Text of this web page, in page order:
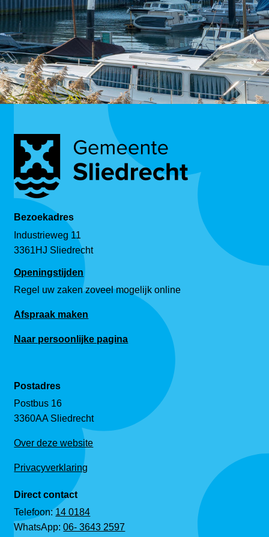
Bezoekadres
Industrieweg 11
3361HJ Sliedrecht
Openingstijden
Regel uw zaken zoveel mogelijk online
Afspraak maken
Naar persoonlijke pagina
Postadres
Postbus 16
3360AA Sliedrecht
Over deze website
Privacyverklaring
Direct contact
Telefoon:14 0184
WhatsApp:06- 3643 2597